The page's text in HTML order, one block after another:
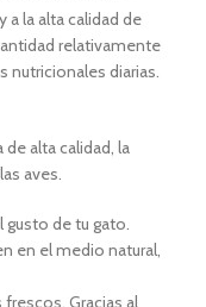
a la alta calidad de
relativamente
nutricionales diarias.
alta calidad, la
aves.
gusto de tu gato.
en el medio natural,
Gracias al